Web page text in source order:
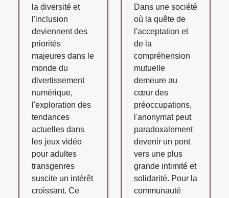
la diversité et
l'inclusion
deviennent des
priorités
majeures dans le
monde du
divertissement
numérique,
l'exploration des
tendances
actuelles dans
les jeux vidéo
pour adultes
transgenres
suscite un intérêt
croissant. Ce
Dans une société
où la quête de
l'acceptation et
de la
compréhension
mutuelle
demeure au
cœur des
préoccupations,
l'anonymat peut
paradoxalement
devenir un pont
vers une plus
grande intimité et
solidarité. Pour la
communauté